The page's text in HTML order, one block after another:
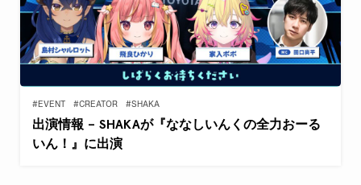
#EVENT #CREATOR #SHAKA
出演情報 – SHAKAが『ななしいんくの全力おーる
いん！』に出演